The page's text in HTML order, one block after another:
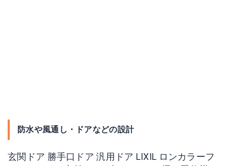
防水や風通し・ドアなどの設計
玄関ドア 勝手口ドア 汎用ドア LIXIL ロンカラーフ